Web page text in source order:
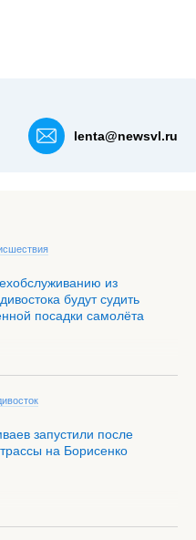
lenta@newsvl.ru
из
будут судить
посадки самолёта
запустили после
на Борисенко